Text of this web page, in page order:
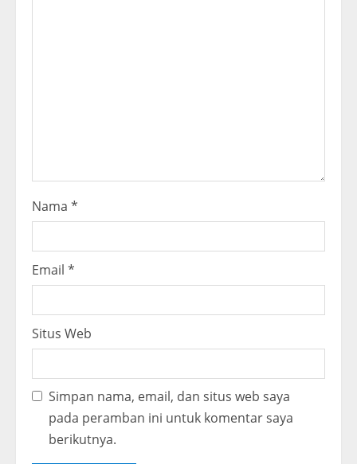
Nama *
Email *
Situs Web
Simpan nama, email, dan situs web saya
pada peramban ini untuk komentar saya
berikutnya.